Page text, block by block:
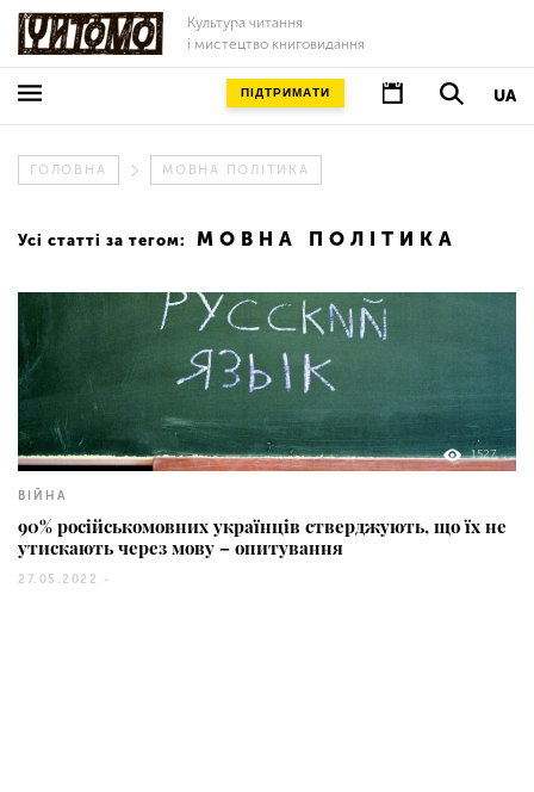
Культура читання
і мистецтво книговидання
UA
ПІДТРИМАТИ
ГОЛОВНА МОВНА ПОЛІТИКА
Усі статті за тегом: МОВНА ПОЛІТИКА
1527
ВІЙНА
90% російськомовних українців стверджують, що їх не
утискають через мову – опитування
27.05.2022 -